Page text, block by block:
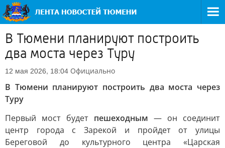
В Тюмени планируют построить
два моста через Туру
12 мая 2026, 18:04 Официально
В Тюмени планируют построить два моста через
Туру
Первый мост будет пешеходным — он соединит
центр города с Зарекой и пройдет от улицы
Береговой до культурного центра «Царская